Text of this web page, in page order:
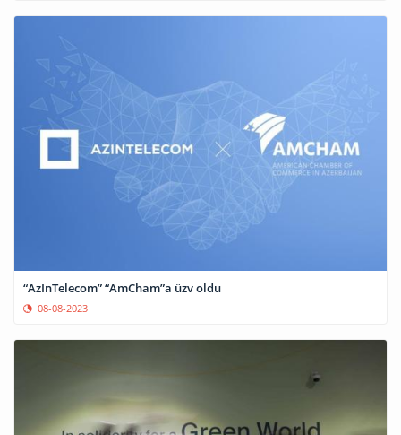
“AzInTelecom” “AmCham”a üzv oldu
08-08-2023